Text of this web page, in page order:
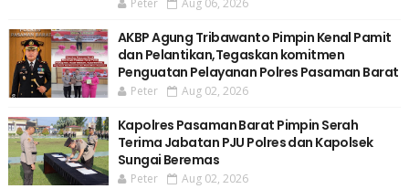
Peter Aug 06, 2026
AKBP Agung Tribawanto Pimpin Kenal Pamit
dan Pelantikan,Tegaskan komitmen
Penguatan Pelayanan Polres Pasaman Barat
Peter Aug 02, 2026
Kapolres Pasaman Barat Pimpin Serah
Terima Jabatan PJU Polres dan Kapolsek
Sungai Beremas
Peter Aug 02, 2026